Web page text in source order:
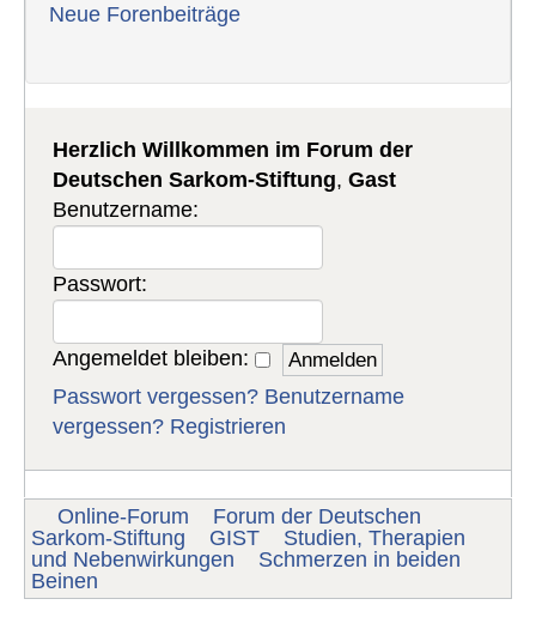
Neue Forenbeiträge
Herzlich Willkommen im Forum der
Deutschen Sarkom-Stiftung,Gast
Benutzername:
Passwort:
Angemeldet bleiben:
Passwort vergessen? Benutzername
vergessen? Registrieren
Online-Forum
Forum der Deutschen
Sarkom-Stiftung
GIST
Studien, Therapien
und Nebenwirkungen
Schmerzen in beiden
Beinen